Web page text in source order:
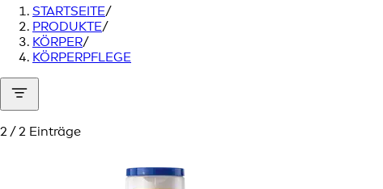
STARTSEITE/
PRODUKTE/
KÖRPER/
KÖRPERPFLEGE
2 / 2 Einträge